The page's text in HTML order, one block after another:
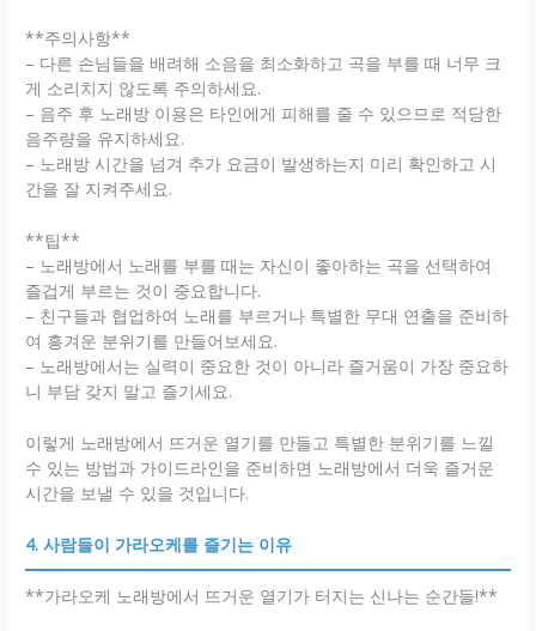
**주의사항**
– 다른 손님들을 배려해 소음을 최소화하고 곡을 부를 때 너무 크
게 소리치지 않도록 주의하세요.
– 음주 후 노래방 이용은 타인에게 피해를 줄 수 있으므로 적당한
음주량을 유지하세요.
– 노래방 시간을 넘겨 추가 요금이 발생하는지 미리 확인하고 시
간을 잘 지켜주세요.
**팁**
– 노래방에서 노래를 부를 때는 자신이 좋아하는 곡을 선택하여
즐겁게 부르는 것이 중요합니다.
– 친구들과 협업하여 노래를 부르거나 특별한 무대 연출을 준비하
여 흥겨운 분위기를 만들어보세요.
– 노래방에서는 실력이 중요한 것이 아니라 즐거움이 가장 중요하
니 부담 갖지 말고 즐기세요.
이렇게 노래방에서 뜨거운 열기를 만들고 특별한 분위기를 느낄
수 있는 방법과 가이드라인을 준비하면 노래방에서 더욱 즐거운
시간을 보낼 수 있을 것입니다.
4. 사람들이 가라오케를 즐기는 이유
**가라오케 노래방에서 뜨거운 열기가 터지는 신나는 순간들!**